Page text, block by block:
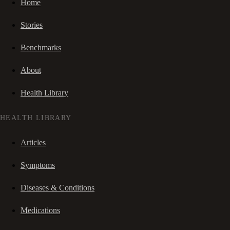
Home
Stories
Benchmarks
About
Health Library
HEALTH LIBRARY
Articles
Symptoms
Diseases & Conditions
Medications